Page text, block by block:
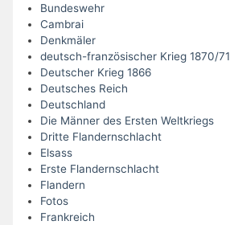
Bundeswehr
Cambrai
Denkmäler
deutsch-französischer Krieg 1870/71
Deutscher Krieg 1866
Deutsches Reich
Deutschland
Die Männer des Ersten Weltkriegs
Dritte Flandernschlacht
Elsass
Erste Flandernschlacht
Flandern
Fotos
Frankreich